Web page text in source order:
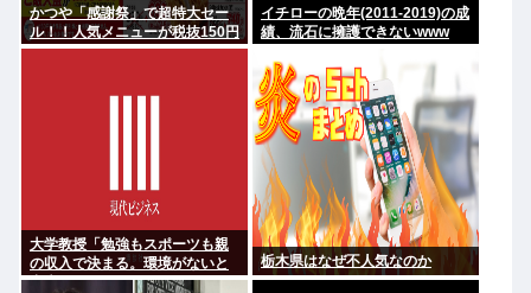
かつや「感謝祭」で超特大セー
ル！！人気メニューが税抜150円
引き！！！
イチローの晩年(2011-2019)の成
績、流石に擁護できないwww
大学教授「勉強もスポーツも親
の収入で決まる。環境がないと
出来るわけがない」
栃木県はなぜ不人気なのか